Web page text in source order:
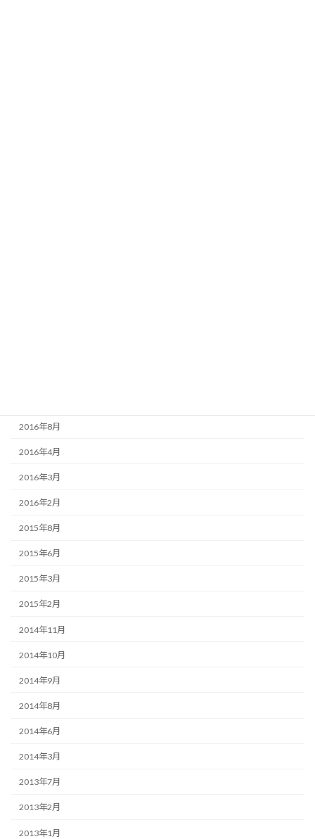
2016年8月
2016年4月
2016年3月
2016年2月
2015年8月
2015年6月
2015年3月
2015年2月
2014年11月
2014年10月
2014年9月
2014年8月
2014年6月
2014年3月
2013年7月
2013年2月
2013年1月